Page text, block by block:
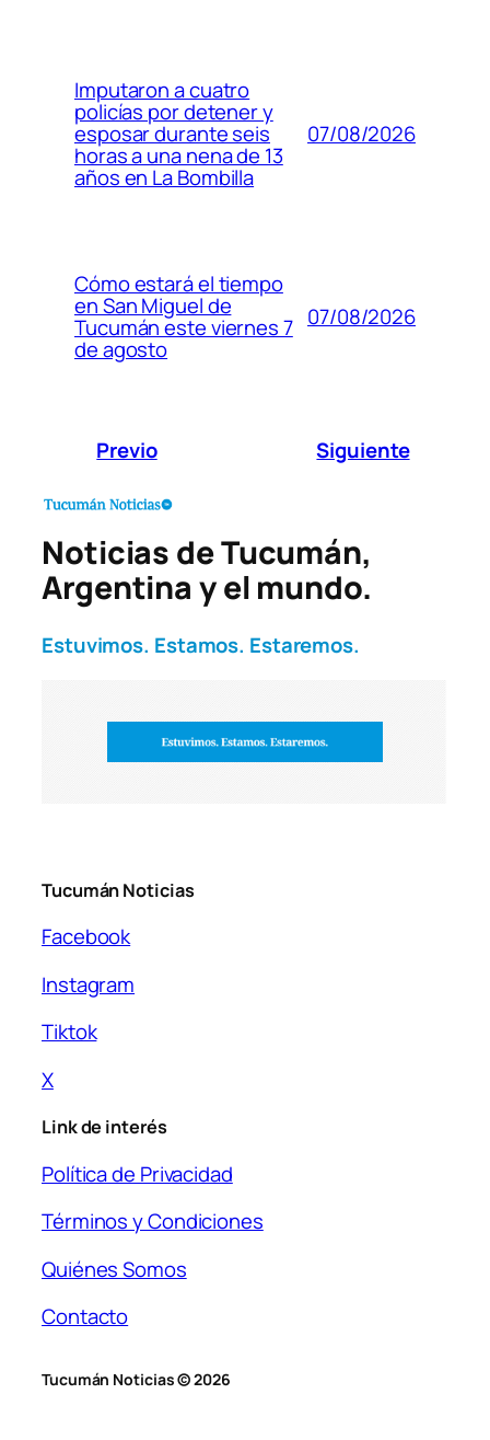
Imputaron a cuatro
policías por detener y
esposar durante seis
horas a una nena de 13
años en La Bombilla
07/08/2026
Cómo estará el tiempo
en San Miguel de
Tucumán este viernes 7
de agosto
07/08/2026
Previo Siguiente
Noticias de Tucumán,
Argentina y el mundo.
Estuvimos. Estamos. Estaremos.
Tucumán Noticias
Facebook
Instagram
Tiktok
X
Link de interés
Política de Privacidad
Términos y Condiciones
Quiénes Somos
Contacto
Tucumán Noticias © 2026